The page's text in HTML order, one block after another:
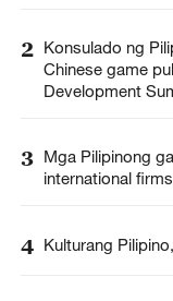
2 Konsulado ng
Chinese game
Development
3 Mga Pilipinong
international
4 Kulturang